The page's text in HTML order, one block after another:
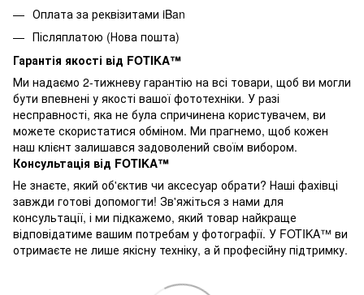
Оплата за реквізитами iBan
Післяплатою (Нова пошта)
Гарантія якості від FOTIKA™
Ми надаємо 2-тижневу гарантію на всі товари, щоб ви могли
бути впевнені у якості вашої фототехніки. У разі
несправності, яка не була спричинена користувачем, ви
можете скористатися обміном. Ми прагнемо, щоб кожен
наш клієнт залишався задоволений своїм вибором.
Консультація від FOTIKA™
Не знаєте, який об'єктив чи аксесуар обрати? Наші фахівці
завжди готові допомогти! Зв'яжіться з нами для
консультації, і ми підкажемо, який товар найкраще
відповідатиме вашим потребам у фотографії. У FOTIKA™ ви
отримаєте не лише якісну техніку, а й професійну підтримку.